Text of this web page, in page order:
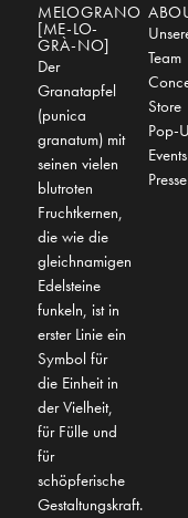
MELOGRANO
[ME-LO-
GRÀ-NO]
Der
Granatapfel
(punica
granatum) mit
seinen vielen
blutroten
Fruchtkernen,
die wie die
gleichnamigen
Edelsteine
funkeln, ist in
erster Linie ein
Symbol für
die Einheit in
der Vielheit,
für Fülle und
für
schöpferische
Gestaltungskraft.
Team
Store
Pop-
Events
Presse